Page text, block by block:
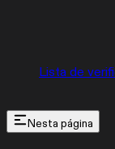
Lista de
Nesta página